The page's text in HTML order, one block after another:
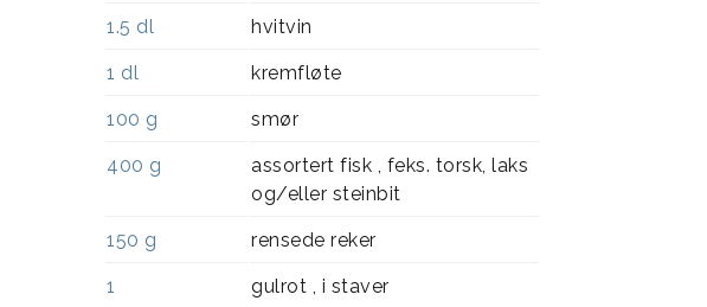
1.5 dl hvitvin
1 dl kremfløte
100 g smør
400 g
assortert fisk , feks. torsk, laks
og/eller steinbit
150 g rensede reker
1 gulrot , i staver